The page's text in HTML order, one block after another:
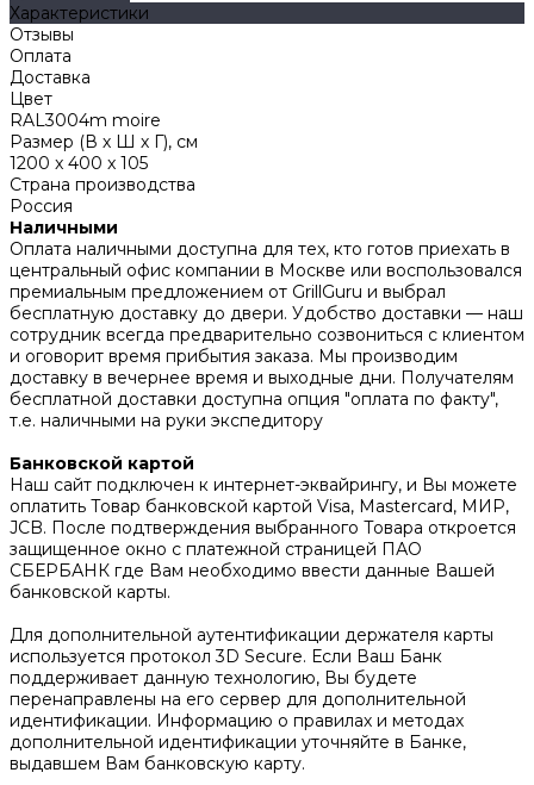
Характеристики
Отзывы
Оплата
Доставка
Цвет
RAL3004m moire
Размер (В х Ш х Г), см
1200 x 400 x 105
Страна производства
Россия
Наличными
Оплата наличными доступна для тех, кто готов приехать в
центральный офис компании в Москве или воспользовался
премиальным предложением от GrillGuru и выбрал
бесплатную доставку до двери. Удобство доставки — наш
сотрудник всегда предварительно созвониться с клиентом
и оговорит время прибытия заказа. Мы производим
доставку в вечернее время и выходные дни. Получателям
бесплатной доставки доступна опция "оплата по факту",
т.е. наличными на руки экспедитору
Банковской картой
Наш сайт подключен к интернет-эквайрингу, и Вы можете
оплатить Товар банковской картой Visa, Mastercard, МИР,
JCB. После подтверждения выбранного Товара откроется
защищенное окно с платежной страницей ПАО
СБЕРБАНК где Вам необходимо ввести данные Вашей
банковской карты.
Для дополнительной аутентификации держателя карты
используется протокол 3D Secure. Если Ваш Банк
поддерживает данную технологию, Вы будете
перенаправлены на его сервер для дополнительной
идентификации. Информацию о правилах и методах
дополнительной идентификации уточняйте в Банке,
выдавшем Вам банковскую карту.